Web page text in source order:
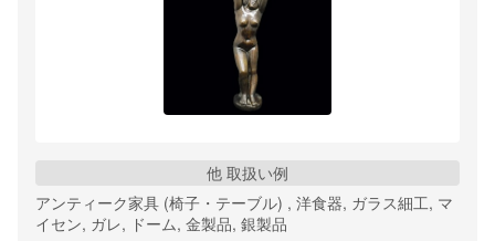
他 取扱い例
アンティーク家具 (椅子・テーブル) , 洋食器, ガラス細工, マ
イセン, ガレ, ドーム, 金製品, 銀製品